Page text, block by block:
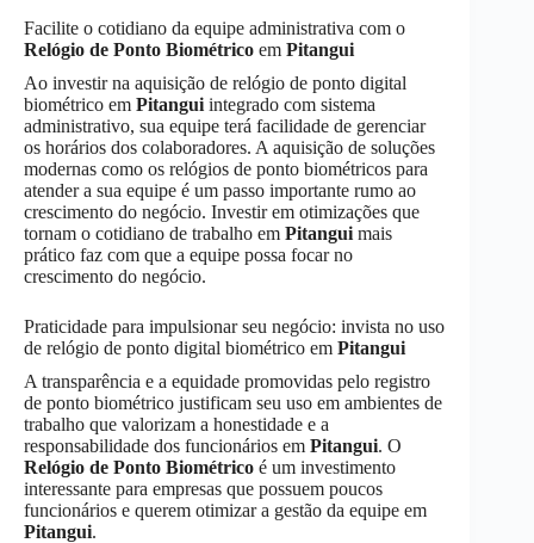
Facilite o cotidiano da equipe administrativa com o
Relógio de Ponto Biométrico em Pitangui
Ao investir na aquisição de relógio de ponto digital
biométrico em Pitangui integrado com sistema
administrativo, sua equipe terá facilidade de gerenciar
os horários dos colaboradores. A aquisição de soluções
modernas como os relógios de ponto biométricos para
atender a sua equipe é um passo importante rumo ao
crescimento do negócio. Investir em otimizações que
tornam o cotidiano de trabalho em Pitangui mais
prático faz com que a equipe possa focar no
crescimento do negócio.
Praticidade para impulsionar seu negócio: invista no uso
de relógio de ponto digital biométrico em Pitangui
A transparência e a equidade promovidas pelo registro
de ponto biométrico justificam seu uso em ambientes de
trabalho que valorizam a honestidade e a
responsabilidade dos funcionários em Pitangui. O
Relógio de Ponto Biométrico é um investimento
interessante para empresas que possuem poucos
funcionários e querem otimizar a gestão da equipe em
Pitangui.